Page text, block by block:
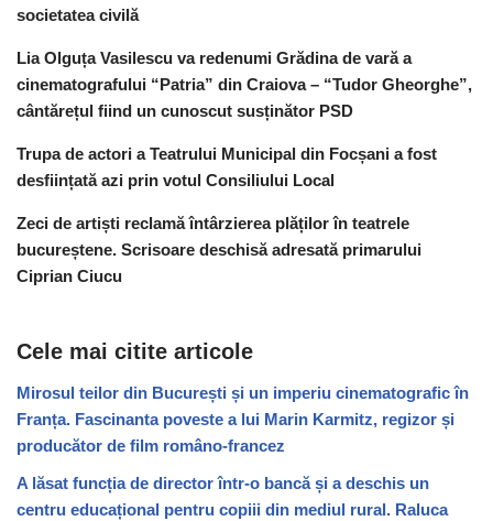
societatea civilă
Lia Olguța Vasilescu va redenumi Grădina de vară a
cinematografului “Patria” din Craiova – “Tudor Gheorghe”,
cântărețul fiind un cunoscut susținător PSD
Trupa de actori a Teatrului Municipal din Focșani a fost
desființată azi prin votul Consiliului Local
Zeci de artiști reclamă întârzierea plăților în teatrele
bucureștene. Scrisoare deschisă adresată primarului
Ciprian Ciucu
Cele mai citite articole
Mirosul teilor din București și un imperiu cinematografic în
Franța. Fascinanta poveste a lui Marin Karmitz, regizor și
producător de film româno-francez
A lăsat funcția de director într-o bancă și a deschis un
centru educațional pentru copiii din mediul rural. Raluca